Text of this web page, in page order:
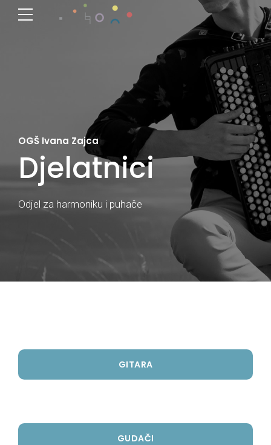
OGŠ Ivana Zajca
Djelatnici
Odjel za harmoniku i puhače
GITARA
GUDAČI